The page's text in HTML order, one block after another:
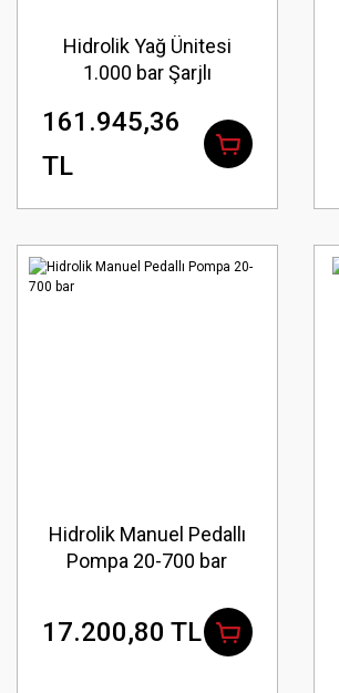
Hidrolik Yağ Ünitesi
1.000 bar Şarjlı
161.945,36
TL
Hidrolik Manuel Pedallı
Pompa 20-700 bar
17.200,80 TL